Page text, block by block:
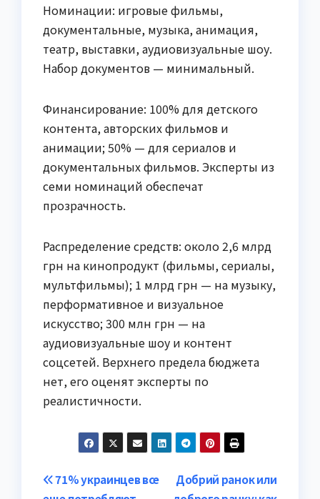
Номинации: игровые фильмы,
документальные, музыка, анимация,
театр, выставки, аудиовизуальные шоу.
Набор документов — минимальный.
Финансирование: 100% для детского
контента, авторских фильмов и
анимации; 50% — для сериалов и
документальных фильмов. Эксперты из
семи номинаций обеспечат
прозрачность.
Распределение средств: около 2,6 млрд
грн на кинопродукт (фильмы, сериалы,
мультфильмы); 1 млрд грн — на музыку,
перформативное и визуальное
искусство; 300 млн грн — на
аудиовизуальные шоу и контент
соцсетей. Верхнего предела бюджета
нет, его оценят эксперты по
реалистичности.
Навигация
Добрий ранок или
71% украинцев все